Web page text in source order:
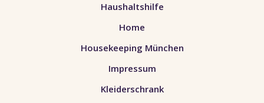
Haushaltshilfe
Home
Housekeeping München
Impressum
Kleiderschrank